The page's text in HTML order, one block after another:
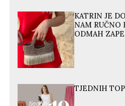
KATRIN JE
NAM RUČNO
ODMAH
TJEDNIH